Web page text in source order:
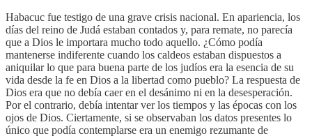
Habacuc fue testigo de una grave crisis nacional. En apariencia, los
días del reino de Judá estaban contados y, para remate, no parecía
que a Dios le importara mucho todo aquello. ¿Cómo podía
mantenerse indiferente cuando los caldeos estaban dispuestos a
aniquilar lo que para buena parte de los judíos era la esencia de su
vida desde la fe en Dios a la libertad como pueblo? La respuesta de
Dios era que no debía caer en el desánimo ni en la desesperación.
Por el contrario, debía intentar ver los tiempos y las épocas con los
ojos de Dios. Ciertamente, si se observaban los datos presentes lo
único que podía contemplarse era un enemigo rezumante de